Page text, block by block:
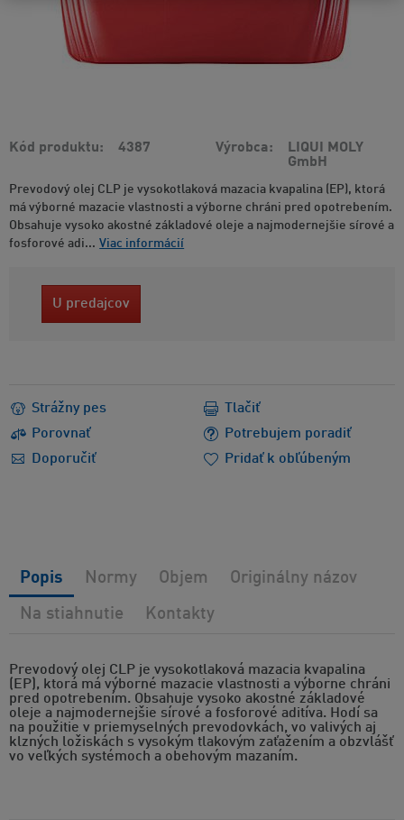
Kód produktu 4387 Výrobca
LIQUI MOLY
GmbH
Prevodový olej CLP je vysokotlaková mazacia kvapalina (EP), ktorá
má výborné mazacie vlastnosti a výborne chráni pred opotrebením.
Obsahuje vysoko akostné základové oleje a najmodernejšie sírové a
fosforové adi... Viac informácií
U predajcov
Strážny pes
Porovnať
Potrebujem poradiť
Doporučiť
Tlačiť
Pridať k obľúbeným
Prevodový olej CLP je vysokotlaková mazacia kvapalina
(EP), ktorá má výborné mazacie vlastnosti a výborne chráni
pred opotrebením. Obsahuje vysoko akostné základové
oleje a najmodernejšie sírové a fosforové aditíva. Hodí sa
na použitie v priemyselných prevodovkách, vo valivých aj
klzných ložiskách s vysokým tlakovým zaťažením a obzvlášť
vo veľkých systémoch a obehovým mazaním.
Popis Normy Objem Originálny názov
Na stiahnutie Kontakty